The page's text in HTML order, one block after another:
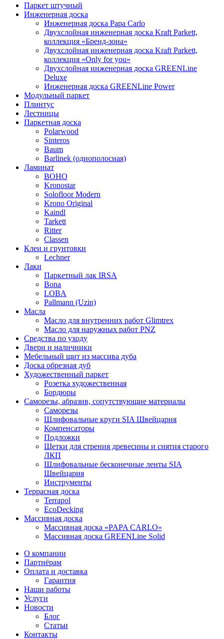
Паркет штучный
Инженерная доска
Инженерная доска Papa Carlo
Двухслойная инженерная доска Kraft Parkett,
коллекция «Бренд-зона»
Двухслойная инженерная доска Kraft Parkett,
коллекция «Only for you»
Двухслойная инженерная доска GREENLine
Deluxe
Инженерная доска GREENLine Power
Модульный паркет
Плинтус
Лестницы
Паркетная доска
Polarwood
Sinteros
Baum
Barlinek (однополосная)
Ламинат
BOHO
Kronostar
Solofloor Modern
Krono Original
Kaindl
Tarkett
Ritter
Classen
Клеи и грунтовки
Lechner
Лаки
Паркетный лак IRSA
Bona
LOBA
Pallmann (Uzin)
Масла
Масло для внутренних работ Glimtrex
Масло для наружных работ PNZ
Средства по уходу
Двери и наличники
Мебельный щит из массива дуба
Доска обрезная дуб
Художественный паркет
Розетка художественная
Бордюры
Саморезы, абразив, сопутствующие материалы
Саморезы
Шлифовальные круги SIA Швейцария
Компенсаторы
Подложки
Щетки для стрения древесины и снятия старого
ЛКП
Шлифовальные бесконечные ленты SIA
Швейцария
Инструменты
Террасная доска
Terrapol
EcoDecking
Массивная доска
Массивная доска «PAPA CARLO»
Массивная доска GREENLine Solid
О компании
Партнёрам
Оплата и доставка
Гарантия
Наши работы
Услуги
Новости
Блог
Статьи
Контакты